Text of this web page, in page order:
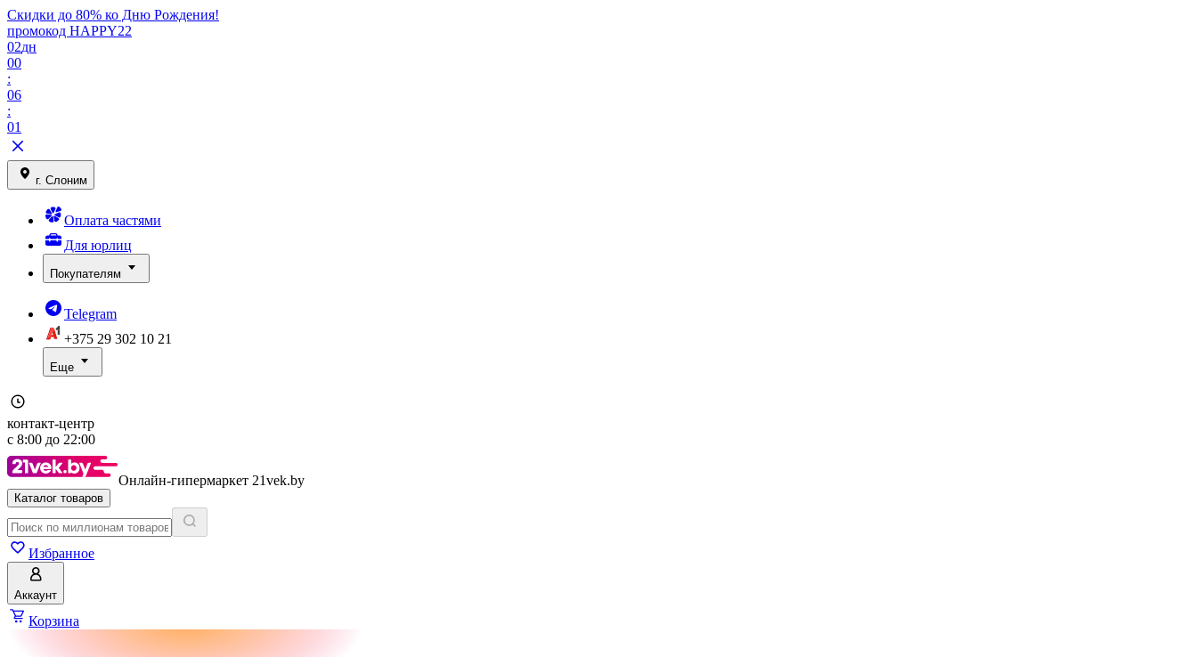
Скидки до 80% ко Дню Рождения!
промокод HAPPY22
02дн
00
:
06
:
01
г. Слоним
Оплата частями
Для юрлиц
Покупателям
Telegram
+375 29 302 10 21
Еще
контакт-центр
с 8:00 до 22:00
Онлайн-гипермаркет 21vek.by
Каталог товаров
Избранное
Аккаунт
Корзина